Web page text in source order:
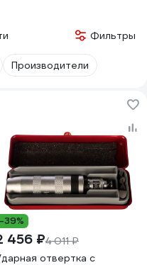
Фильтры
Производители
-39%
456 ₽4 011 ₽
отвертка с